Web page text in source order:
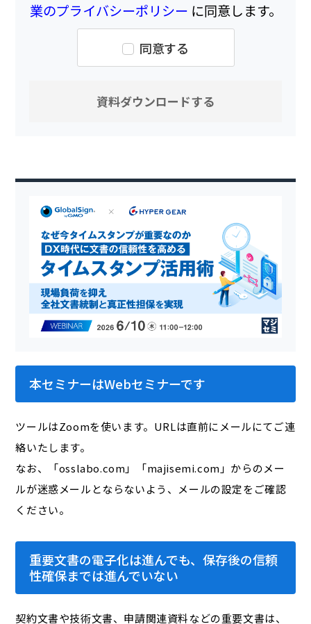
業のプライバシーポリシー に同意します。
同意する
本セミナーはWebセミナーです
ツールはZoomを使います。URLは直前にメールにてご連
絡いたします。
なお、「osslabo.com」「majisemi.com」からのメー
ルが迷惑メールとならないよう、メールの設定をご確認
ください。
重要文書の電子化は進んでも、保存後の信頼
性確保までは進んでいない
契約文書や技術文書、申請関連資料などの重要文書は、